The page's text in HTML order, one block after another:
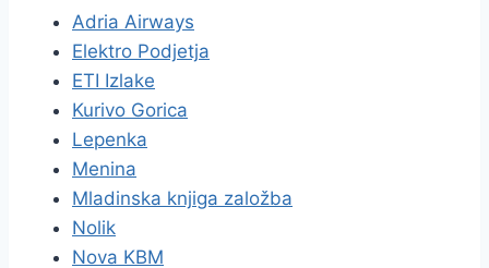
Adria Airways
Elektro Podjetja
ETI Izlake
Kurivo Gorica
Lepenka
Menina
Mladinska knjiga založba
Nolik
Nova KBM